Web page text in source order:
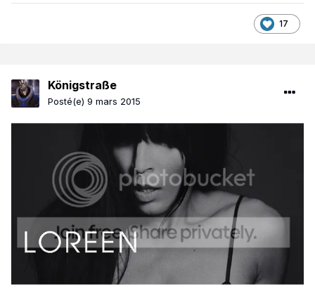
17
Königstraße
Posté(e) 9 mars 2015